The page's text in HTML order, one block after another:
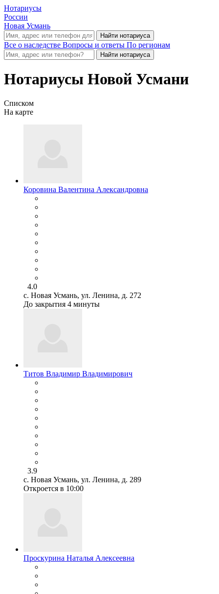
Нотариусы
России
Новая Усмань
Все о наследстве Вопросы и ответы По регионам
Нотариусы Новой Усмани
Списком
На карте
Коровина Валентина Александровна
4.0
с. Новая Усмань, ул. Ленина, д. 272
До закрытия 4 минуты
Титов Владимир Владимирович
3.9
с. Новая Усмань, ул. Ленина, д. 289
Откроется в 10:00
Проскурина Наталья Алексеевна